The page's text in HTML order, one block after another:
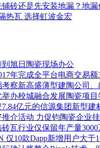
砖还是先安装地漏？地漏
热瓦 选择虹波金宏
旭日陶瓷现场办公
年完成全平台电商交易额
察新高盛薄型建陶公司、
办校城融合发展陶瓷项目
亿元的信源集团新型建
介活动 力促钧陶瓷企业
瓦行业仅保留年产量
仅10款Dapp新增用户大于